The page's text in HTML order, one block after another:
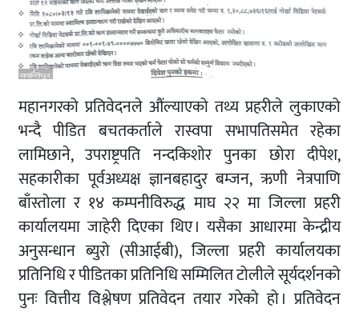
महानगरको प्रतिवेदनले औंल्याएको तथ्य प्रहरीले लुकाएको
भन्दै पीडित बचतकर्ताले रास्वपा सभापतिसमेत रहेका
लामिछाने, उपराष्ट्रपति नन्दकिशोर पुनका छोरा दीपेश,
सहकारीका पूर्वअध्यक्ष ज्ञानबहादुर बम्जन, ऋणी नेत्रपाणि
बाँस्तोला र १४ कम्पनीविरुद्ध माघ २२ मा जिल्ला प्रहरी
कार्यालयमा जाहेरी दिएका थिए । यसैका आधारमा केन्द्रीय
अनुसन्धान ब्युरो (सीआईबी), जिल्ला प्रहरी कार्यालयका
प्रतिनिधि र पीडितका प्रतिनिधि सम्मिलित टोलीले सूर्यदर्शनको
पुनः वित्तीय विश्लेषण प्रतिवेदन तयार गरेको हो । प्रतिवेदन